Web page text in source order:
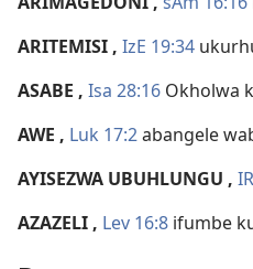
ARITEMISI , IzE 19:34
ASABE , Isa 28:16 Okholwa
AWE , Luk 17:2abangele
AYISEZWA UBUHLUNGU ,
AZAZELI , Lev 16:8 ifumbe